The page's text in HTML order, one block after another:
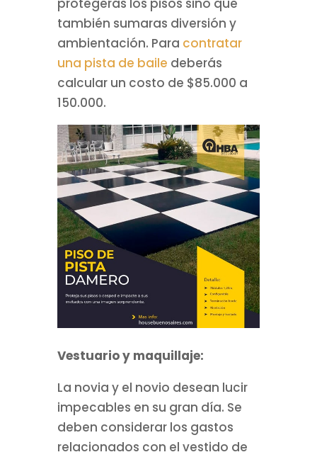
protegerás los pisos sino que
también sumaras diversión y
ambientación. Para contratar
una pista de baile deberás
calcular un costo de $85.000 a
150.000.
Vestuario y maquillaje:
La novia y el novio desean lucir
impecables en su gran día. Se
deben considerar los gastos
relacionados con el vestido de